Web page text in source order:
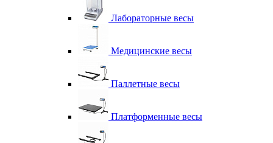
Лабораторные весы
Медицинские весы
Паллетные весы
Платформенные весы